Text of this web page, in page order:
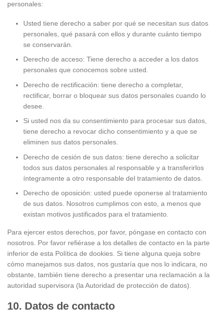
personales:
Usted tiene derecho a saber por qué se necesitan sus datos
personales, qué pasará con ellos y durante cuánto tiempo
se conservarán.
Derecho de acceso: Tiene derecho a acceder a los datos
personales que conocemos sobre usted.
Derecho de rectificación: tiene derecho a completar,
rectificar, borrar o bloquear sus datos personales cuando lo
desee.
Si usted nos da su consentimiento para procesar sus datos,
tiene derecho a revocar dicho consentimiento y a que se
eliminen sus datos personales.
Derecho de cesión de sus datos: tiene derecho a solicitar
todos sus datos personales al responsable y a transferirlos
íntegramente a otro responsable del tratamiento de datos.
Derecho de oposición: usted puede oponerse al tratamiento
de sus datos. Nosotros cumplimos con esto, a menos que
existan motivos justificados para el tratamiento.
Para ejercer estos derechos, por favor, póngase en contacto con
nosotros. Por favor refiérase a los detalles de contacto en la parte
inferior de esta Política de dookies. Si tiene alguna queja sobre
cómo manejamos sus datos, nos gustaría que nos lo indicara, no
obstante, también tiene derecho a presentar una reclamación a la
autoridad supervisora (la Autoridad de protección de datos).
10. Datos de contacto